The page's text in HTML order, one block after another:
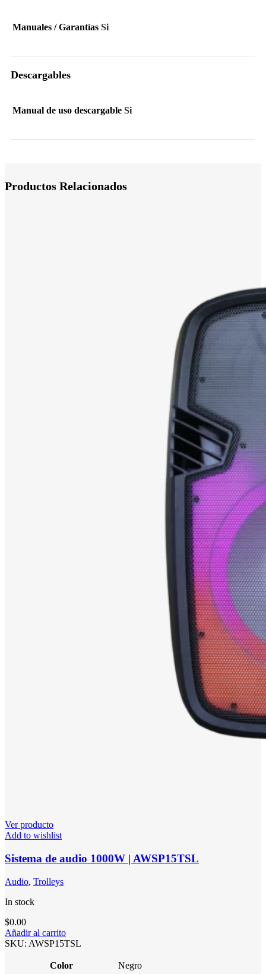
Manuales / Garantías Si
Descargables
Manual de uso descargable Si
Productos Relacionados
Ver producto
Add to wishlist
Sistema de audio 1000W | AWSP15TSL
Audio, Trolleys
In stock
$0.00
Añadir al carrito
SKU: AWSP15TSL
Color Negro